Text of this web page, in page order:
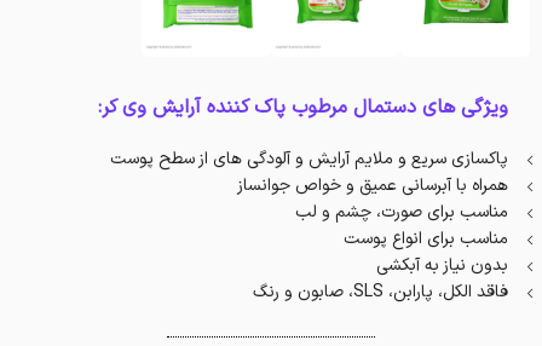
ویژگی های دستمال مرطوب پاک کننده آرایش وی کر:
پاکسازی سریع و ملایم آرایش و آلودگی های از سطح پوست
همراه با آبرسانی عمیق و خواص جوانساز
مناسب برای صورت، چشم و لب
مناسب برای انواع پوست
بدون نیاز به آبکشی
فاقد الکل، پارابن، SLS، صابون و رنگ